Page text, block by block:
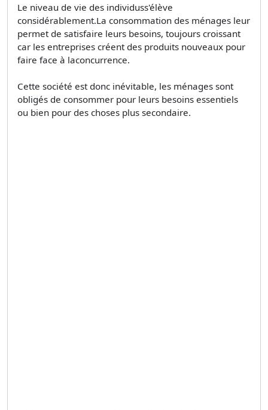
Le niveau de vie des individuss'élève
considérablement.La consommation des ménages leur
permet de satisfaire leurs besoins, toujours croissant
car les entreprises créent des produits nouveaux pour
faire face à laconcurrence.
Cette société est donc inévitable, les ménages sont
obligés de consommer pour leurs besoins essentiels
ou bien pour des choses plus secondaire.